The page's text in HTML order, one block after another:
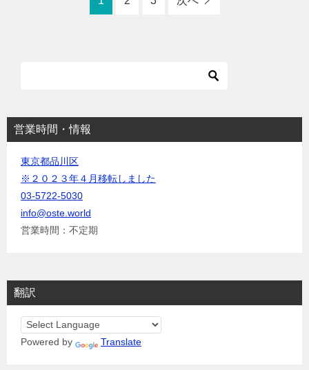
営業時間・情報
東京都品川区
※２０２３年４月移転しました
03-5722-5030
info@oste.world
営業時間：不定期
翻訳
Powered by Translate